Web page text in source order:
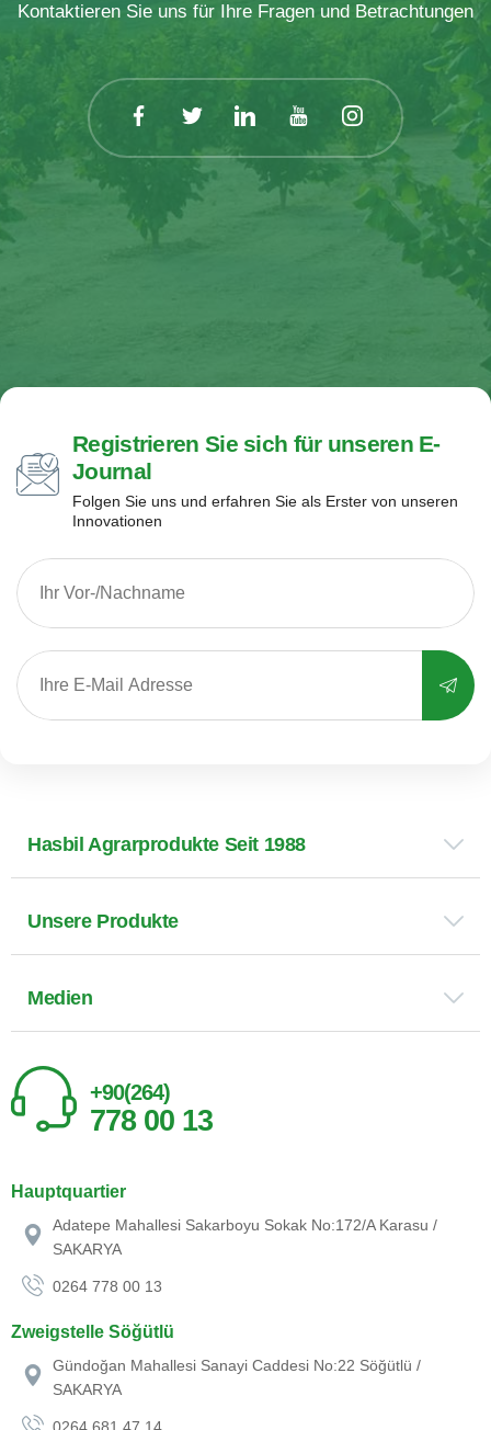
Kontaktieren Sie uns für Ihre Fragen und Betrachtungen
Registrieren Sie sich für unseren E-
Journal
Folgen Sie uns und erfahren Sie als Erster von unseren
Innovationen
Hasbil Agrarprodukte Seit 1988
Unsere Produkte
Medien
+90(264)
778 00 13
Hauptquartier
Adatepe Mahallesi Sakarboyu Sokak No:172/A Karasu /
SAKARYA
0264 778 00 13
Zweigstelle Söğütlü
Gündoğan Mahallesi Sanayi Caddesi No:22 Söğütlü /
SAKARYA